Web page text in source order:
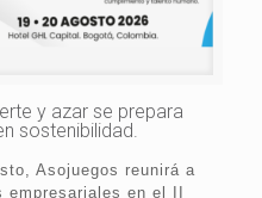
y azar se prepara
sostenibilidad.
Asojuegos reunirá a
en el II